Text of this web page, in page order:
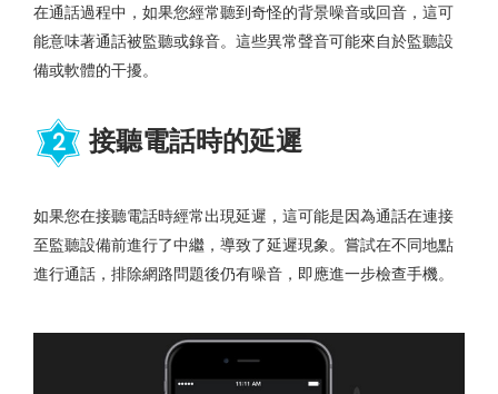
在通話過程中，如果您經常聽到奇怪的背景噪音或回音，這可
能意味著通話被監聽或錄音。這些異常聲音可能來自於監聽設
備或軟體的干擾。
2 接聽電話時的延遲
如果您在接聽電話時經常出現延遲，這可能是因為通話在連接
至監聽設備前進行了中繼，導致了延遲現象。嘗試在不同地點
進行通話，排除網路問題後仍有噪音，即應進一步檢查手機。